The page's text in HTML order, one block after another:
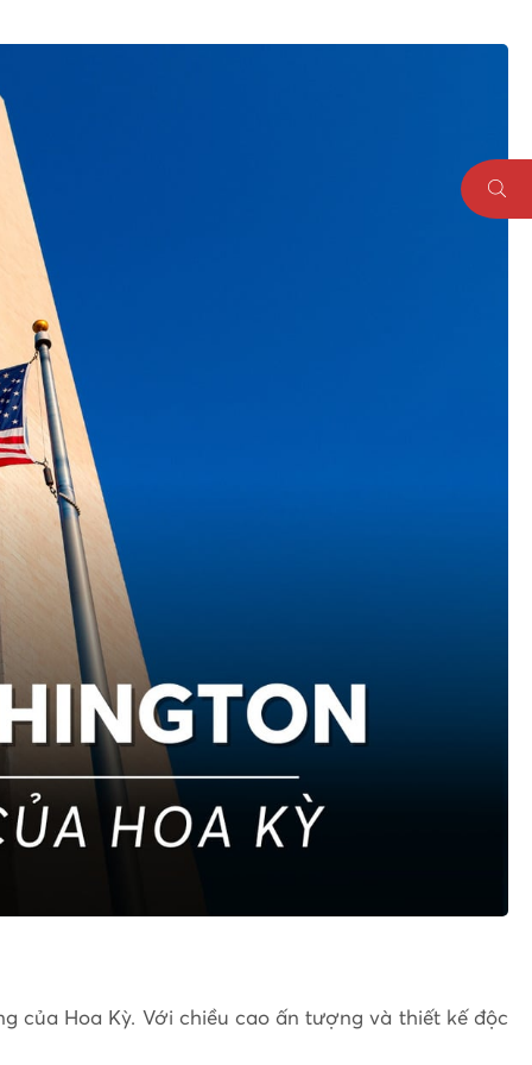
của Hoa Kỳ. Với chiều cao ấn tượng và thiết kế độc